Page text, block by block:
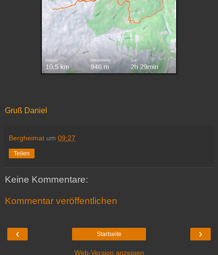
Gruß Daniel
Bergheimat um 09:27
Teilen
Keine Kommentare:
Kommentar veröffentlichen
‹ ›
Startseite
Web-Version anzeigen